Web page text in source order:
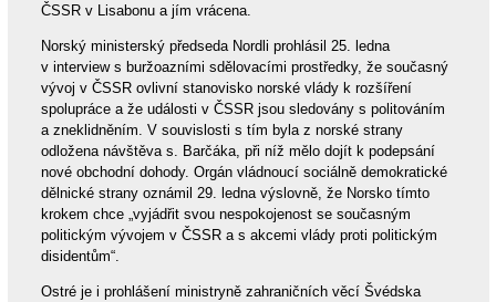
ČSSR v Lisabonu a jím vrácena.
Norský ministerský předseda Nordli prohlásil 25. ledna
v interview s buržoazními sdělovacími prostředky, že současný
vývoj v ČSSR ovlivní stanovisko norské vlády k rozšíření
spolupráce a že události v ČSSR jsou sledovány s politováním
a zneklidněním. V souvislosti s tím byla z norské strany
odložena návštěva s. Barčáka, při níž mělo dojít k podepsání
nové obchodní dohody. Orgán vládnoucí sociálně demokratické
dělnické strany oznámil 29. ledna výslovně, že Norsko tímto
krokem chce „vyjádřit svou nespokojenost se současným
politickým vývojem v ČSSR a s akcemi vlády proti politickým
disidentům“.
Ostré je i prohlášení ministryně zahraničních věcí Švédska